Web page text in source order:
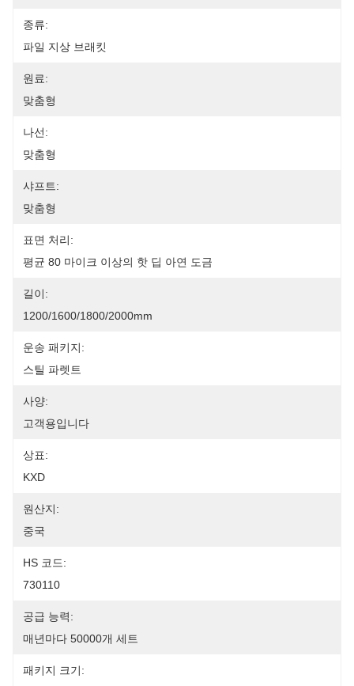
종류:
파일 지상 브래킷
원료:
맞춤형
나선:
맞춤형
샤프트:
맞춤형
표면 처리:
평균 80 마이크 이상의 핫 딥 아연 도금
길이:
1200/1600/1800/2000mm
운송 패키지:
스틸 파렛트
사양:
고객용입니다
상표:
KXD
원산지:
중국
HS 코드:
730110
공급 능력:
매년마다 50000개 세트
패키지 크기: